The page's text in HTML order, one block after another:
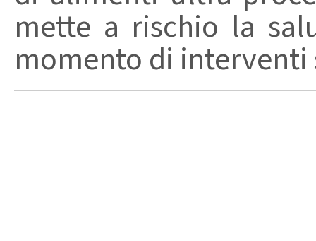
mette a rischio la
momento di